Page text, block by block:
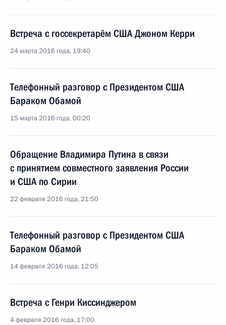
Встреча с госсекретарём США Джоном Керри
24 марта 2016 года, 19:40
Телефонный разговор с Президентом США
Бараком Обамой
15 марта 2016 года, 00:20
Обращение Владимира Путина в связи
с принятием совместного заявления России
и США по Сирии
22 февраля 2016 года, 21:50
Телефонный разговор с Президентом США
Бараком Обамой
14 февраля 2016 года, 12:05
Встреча с Генри Киссинджером
4 февраля 2016 года, 17:00